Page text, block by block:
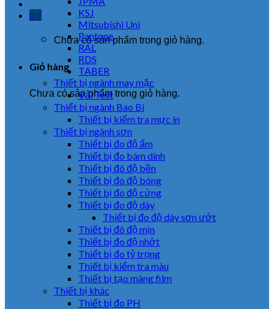
0 ₫
Chưa có sản phẩm trong giỏ hàng.
Giỏ hàng
Chưa có sản phẩm trong giỏ hàng.
KSJ
Mitsubishi Uni
Pantone
RAL
RDS
TABER
Thiết bị ngành may mặc
Vải Test
Thiết bị ngành Bao Bì
Thiết bị kiểm tra mực in
Thiết bị ngành sơn
Thiết bị đo độ ẩm
Thiết bị đo bám dính
Thiết bị đô độ bền
Thiết bị đo độ bóng
Thiết bị đo độ cứng
Thiết bị đo độ dày
Thiết bị đo độ dày sơn ướt
Thiết bị đô độ mịn
Thiết bị đo độ nhớt
Thiết bị đo tỷ trọng
Thiết bị kiểm tra màu
Thiết bị tạo màng film
Thiết bị khác
Thiết bị đo PH